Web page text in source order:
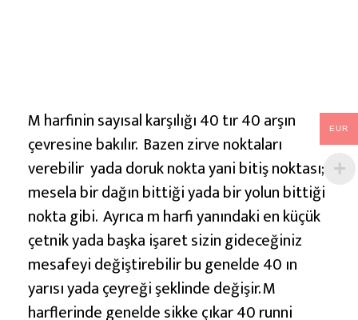
M harfinin sayısal karşılığı 40 tır 40 arşın
çevresine bakılır. Bazen zirve noktaları
verebilir yada doruk nokta yani bitiş noktası;
mesela bir dağın bittiği yada bir yolun bittiği
nokta gibi. Ayrıca m harfi yanındaki en küçük
çetnik yada başka işaret sizin gideceğiniz
mesafeyi değiştirebilir bu genelde 40 ın
yarısı yada çeyreği şeklinde değişir. M
harflerinde genelde sikke çıkar 40 runni
EUR